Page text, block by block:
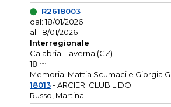
R2618003
dal: 18/01/2026
al: 18/01/2026
Interregionale
Calabria: Taverna (CZ)
18 m
Memorial Mattia Scumaci e Giorgia
18013- ARCIERI CLUB LIDO
Russo, Martina